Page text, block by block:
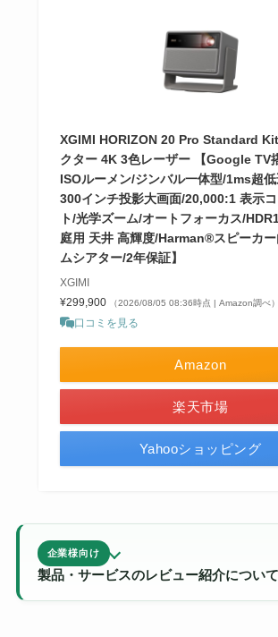
XGIMI HORIZON 20 Pro Standard
クター 4K 3色レーザー 【Google TV
ISOルーメン/ジンバル一体型/1ms超
300インチ投影大画面/20,000:1 表示
ト/光学ズーム/オートフォーカス/
庭用 天井 高輝度/Harman®スピーカ
ムシアター/2年保証】
XGIMI
¥299,900
（2026/08/05 08:36時点 | Amazon調べ）
口コミを見る
Amazon
楽天市場
Yahooショッピング
企業様向け
製品・サービスのレビュー紹介について